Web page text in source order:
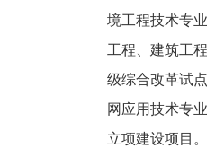
境工程技术专
工程、建筑工
级综合改革试
网应用技术专
立项建设项目。